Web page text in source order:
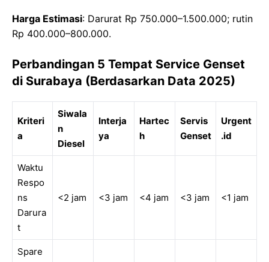
Harga Estimasi: Darurat Rp 750.000–1.500.000; rutin
Rp 400.000–800.000.
Perbandingan 5 Tempat Service Genset
di Surabaya (Berdasarkan Data 2025)
Kriteri
a
Siwala
n
Diesel
Interja
ya
Hartec
h
Servis
Genset
Urgent
.id
Waktu
Respo
ns
Darura
t
<2 jam <3 jam <4 jam <3 jam <1 jam
Spare